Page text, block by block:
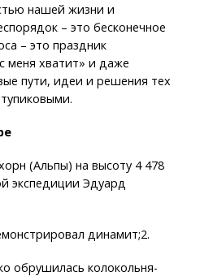
нашей жизни и
– это бесконечное
– это праздник
меня хватит» и даже
пути, идеи и решения тех
(Альпы) на высоту 4 478
экспедиции Эдуард
динамит;2.
обрушилась колокольня-